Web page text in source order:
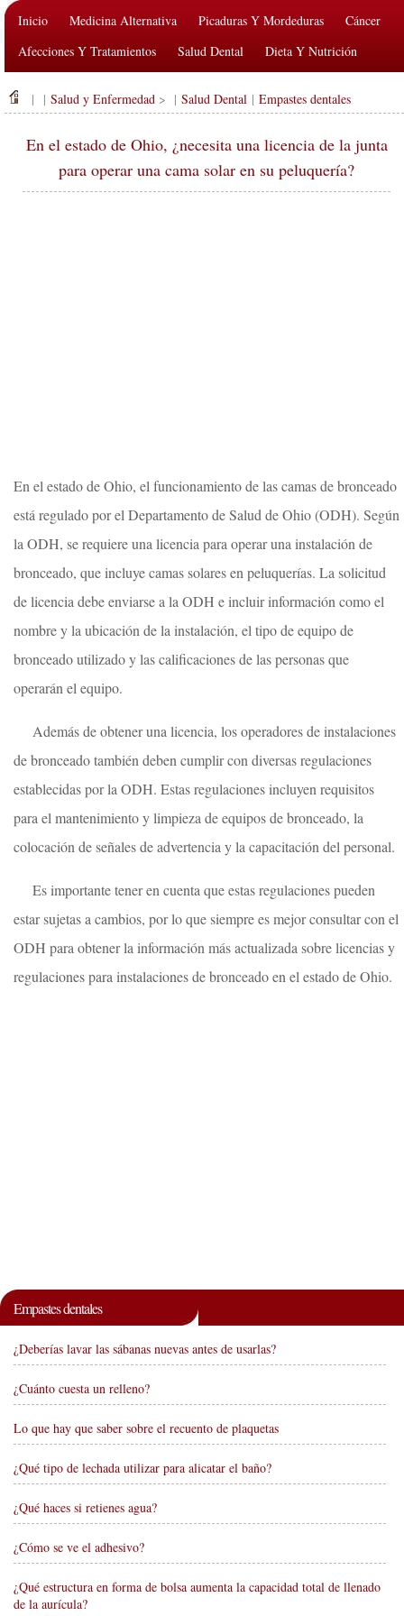
Inicio Medicina Alternativa Picaduras Y Mordeduras
Cáncer
Afecciones Y Tratamientos
Salud Dental
Dieta Y Nutrición
Salud Pública Y Seguridad
Cirugías Y Procedimientos Salud
| | Salud y Enfermedad > | Salud Dental | Empastes dentales
En el estado de Ohio, ¿necesita una licencia de la junta
para operar una cama solar en su peluquería?
En el estado de Ohio, el funcionamiento de las camas de bronceado
está regulado por el Departamento de Salud de Ohio (ODH). Según
la ODH, se requiere una licencia para operar una instalación de
bronceado, que incluye camas solares en peluquerías. La solicitud
de licencia debe enviarse a la ODH e incluir información como el
nombre y la ubicación de la instalación, el tipo de equipo de
bronceado utilizado y las calificaciones de las personas que
operarán el equipo.
Además de obtener una licencia, los operadores de instalaciones
de bronceado también deben cumplir con diversas regulaciones
establecidas por la ODH. Estas regulaciones incluyen requisitos
para el mantenimiento y limpieza de equipos de bronceado, la
colocación de señales de advertencia y la capacitación del personal.
Es importante tener en cuenta que estas regulaciones pueden
estar sujetas a cambios, por lo que siempre es mejor consultar con el
ODH para obtener la información más actualizada sobre licencias y
regulaciones para instalaciones de bronceado en el estado de Ohio.
Empastes dentales
¿Deberías lavar las sábanas nuevas antes de usarlas?
¿Cuánto cuesta un relleno?
Lo que hay que saber sobre el recuento de plaquetas
¿Qué tipo de lechada utilizar para alicatar el baño?
¿Qué haces si retienes agua?
¿Cómo se ve el adhesivo?
¿Qué estructura en forma de bolsa aumenta la capacidad total de llenado
de la aurícula?